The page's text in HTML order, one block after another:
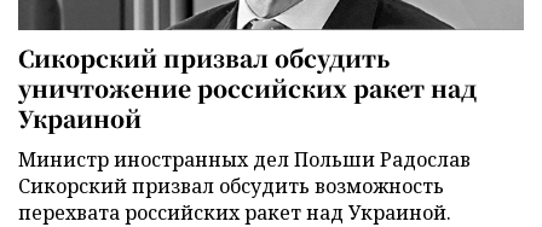
Сикорский призвал обсудить
уничтожение российских ракет над
Украиной
Министр иностранных дел Польши Радослав
Сикорский призвал обсудить возможность
перехвата российских ракет над Украиной.